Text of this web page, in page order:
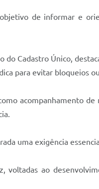
de informar e
Cadastro Único,
para evitar bloqueios
acompanhamento
uma exigência
ao